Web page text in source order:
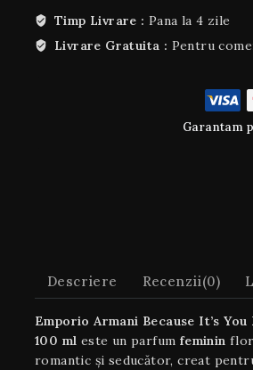
Timp Livrare : Pana la 4 zile
Livrare Gratuita : Pentru
Garantam
Descriere Recenzii(0)
Emporio Armani Because It’s You
100 ml este un parfum feminin
romantic și seducător, creat